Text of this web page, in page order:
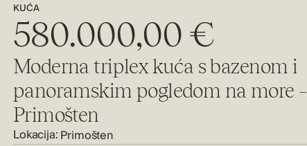
KUĆA
580.000,00 €
Moderna triplex kuća s bazenom i
panoramskim pogledom na more –
Primošten
Lokacija:Primošten